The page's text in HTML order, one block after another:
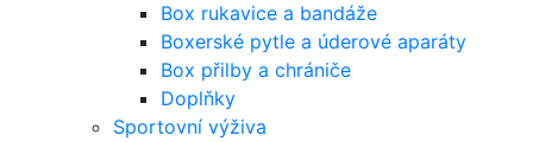
Box rukavice a bandáže
Boxerské pytle a úderové aparáty
Box přilby a chrániče
Doplňky
Sportovní výživa